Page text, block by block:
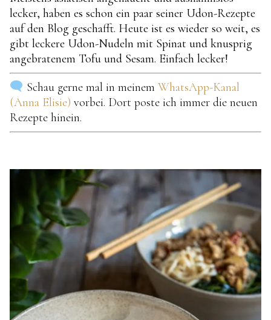
lecker, haben es schon ein paar seiner Udon-Rezepte
auf den Blog geschafft. Heute ist es wieder so weit, es
gibt leckere Udon-Nudeln mit Spinat und knusprig
angebratenem Tofu und Sesam. Einfach lecker!
Schau gerne mal in meinem WhatsApp-Kanal
(Anna Elisie) vorbei. Dort poste ich immer die neuen
Rezepte hinein.